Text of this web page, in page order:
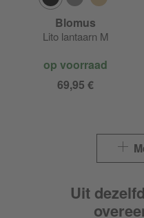
Blomus
Lito lantaarn M
op voorraad
69,95 €
Uit